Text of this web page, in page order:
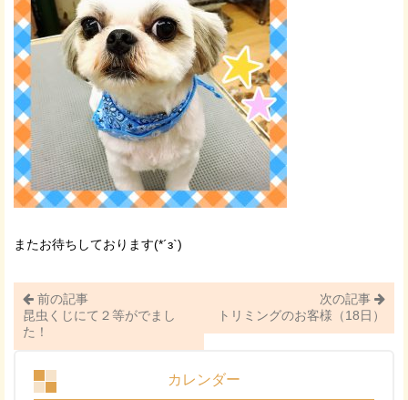
またお待ちしております(*´з`)
前の記事
昆虫くじにて２等がでまし
た！
次の記事
トリミングのお客様（18日）
カレンダー